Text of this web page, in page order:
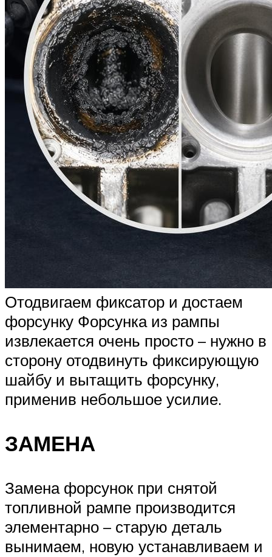
Отодвигаем фиксатор и достаем
форсунку Форсунка из рампы
извлекается очень просто – нужно в
сторону отодвинуть фиксирующую
шайбу и вытащить форсунку,
применив небольшое усилие.
ЗАМЕНА
Замена форсунок при снятой
топливной рампе производится
элементарно – старую деталь
вынимаем, новую устанавливаем и